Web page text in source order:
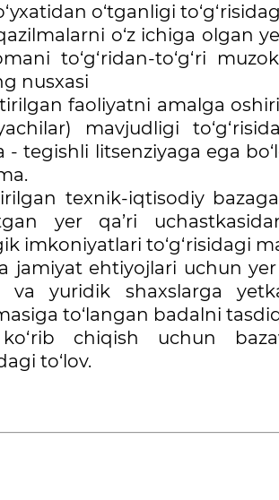
o‘tganligi
o‘z ichiga olgan
to‘g‘ridan-to‘g‘ri
nusxasi
faoliyatni amalga
mavjudligi
- tegishli litsenziyaga ega
texnik-iqtisodiy
yer qa’ri
imkoniyatlari to‘g‘risidagi
jamiyat ehtiyojlari uchun
va yuridik shaxslarga
to‘langan badalni
chiqish uchun
to‘lov.